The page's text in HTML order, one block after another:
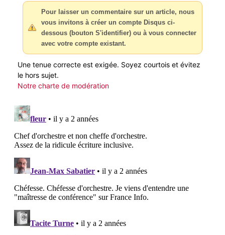
Pour laisser un commentaire sur un article, nous
vous invitons à créer un compte Disqus ci-
dessous (bouton S'identifier) ou à vous connecter
avec votre compte existant.
Une tenue correcte est exigée. Soyez courtois et évitez
le hors sujet.
Notre charte de modération